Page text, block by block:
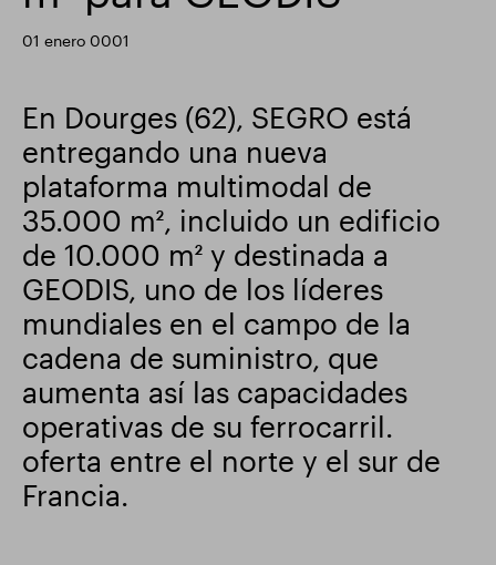
Actualización comercial
01 enero 0001
En Dourges (62), SEGRO está
entregando una nueva
plataforma multimodal de
35.000 m², incluido un edificio
de 10.000 m² y destinada a
GEODIS, uno de los líderes
mundiales en el campo de la
cadena de suministro, que
aumenta así las capacidades
operativas de su ferrocarril.
oferta entre el norte y el sur de
Francia.